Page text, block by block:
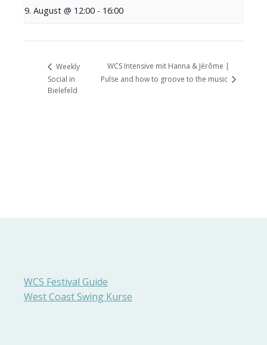
9. August @ 12:00 - 16:00
Weekly
Social in
Bielefeld
WCS Intensive mit Hanna & Jérôme |
Pulse and how to groove to the music
WCS Festival Guide
West Coast Swing Kurse